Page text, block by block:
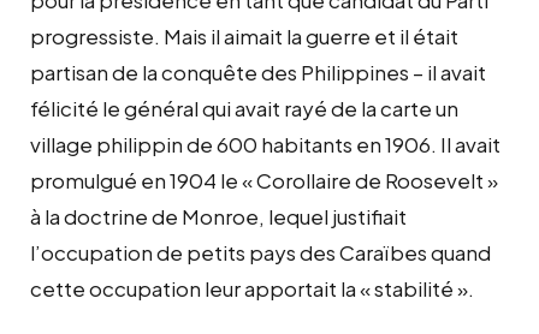
progressiste. Mais il aimait la guerre et il était
partisan de la conquête des Philippines – il avait
félicité le général qui avait rayé de la carte un
village philippin de 600 habitants en 1906. Il avait
promulgué en 1904 le « Corollaire de Roosevelt »
à la doctrine de Monroe, lequel justifiait
l’occupation de petits pays des Caraïbes quand
cette occupation leur apportait la « stabilité ».